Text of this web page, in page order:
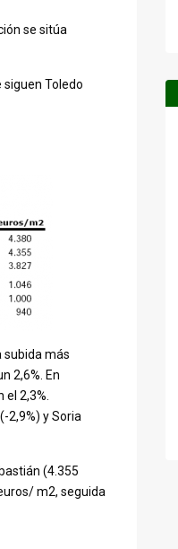
se sitúa
Toledo
subida más
2,6%. En
2,3%.
2,9%) y Soria
(4.355
m2, seguida